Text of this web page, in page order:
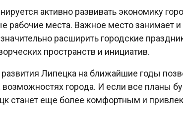
активно развивать экономику
рабочие места. Важное место занимает
расширить городские
пространств и инициатив.
Липецка на ближайшие годы
города. И если все планы
станет еще более комфортным и